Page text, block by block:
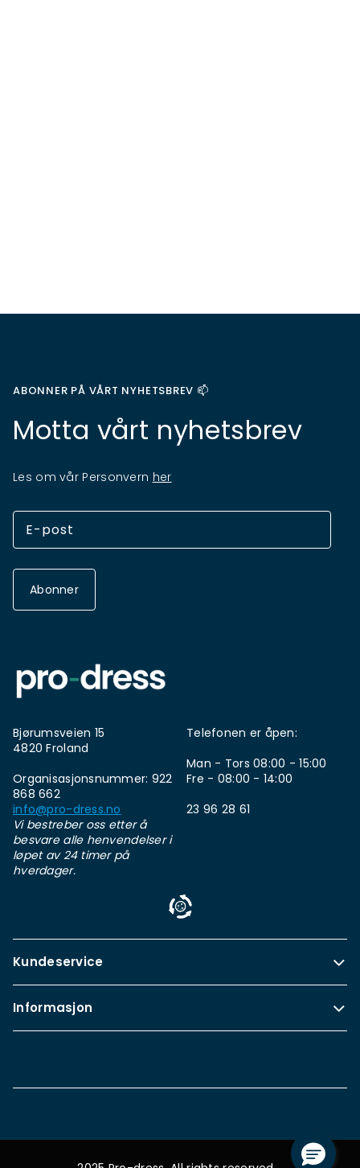
ABONNER PÅ VÅRT NYHETSBREV 📫
Motta vårt nyhetsbrev
Les om vår Personvern her
Abonner
Bjørumsveien 15
4820 Froland
Organisasjonsnummer: 922
868 662
info@pro-dress.no
Vi bestreber oss etter å
besvare alle henvendelser i
løpet av 24 timer på
hverdager.
Telefonen er åpen:
Man - Tors 08:00 - 15:00
Fre - 08:00 - 14:00
23 96 28 61
Kundeservice
Informasjon